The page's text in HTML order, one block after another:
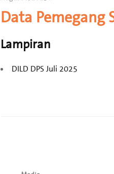
Data Pemegang
Lampiran
DILD DPS Juli 2025